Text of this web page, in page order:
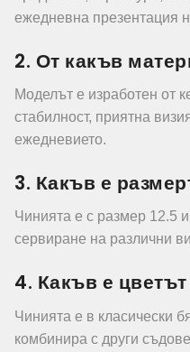
ежедневна презентация
2. От какъв
Моделът е изработен от
стабилност, приятна
ежедневието.
3. Какъв е
Чинията е с размер 12.5
сервиране на различни
4. Какъв е
Чинията е в класически
комбинира с други